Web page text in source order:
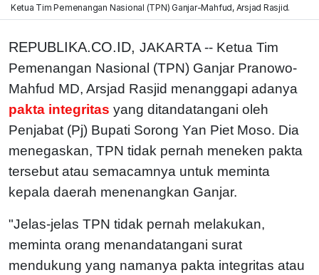
Ketua Tim Pemenangan Nasional (TPN) Ganjar-Mahfud, Arsjad Rasjid.
REPUBLIKA.CO.ID, JAKARTA -- Ketua Tim
Pemenangan Nasional (TPN) Ganjar Pranowo-
Mahfud MD, Arsjad Rasjid menanggapi adanya
pakta integritas yang ditandatangani oleh
Penjabat (Pj) Bupati Sorong Yan Piet Moso. Dia
menegaskan, TPN tidak pernah meneken pakta
tersebut atau semacamnya untuk meminta
kepala daerah menenangkan Ganjar.
"Jelas-jelas TPN tidak pernah melakukan,
meminta orang menandatangani surat
mendukung yang namanya pakta integritas atau